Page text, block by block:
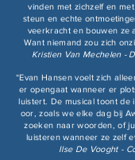
vinden met zichzelf en
steun en echte
veerkracht en bouwen ze
Want niemand zou zich
Kristien Van Mechelen -
“Evan Hansen voelt zich
er opengaat wanneer er
luistert. De musical toont de
oor, zoals we elke dag bij
zoeken naar woorden, of
luisteren wanneer ze zelf
Ilse De Vooght -